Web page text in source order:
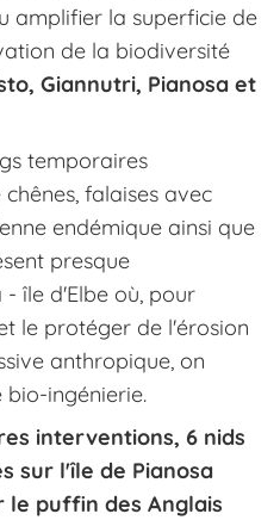
amplifier la superficie de
de la biodiversité
Giannutri, Pianosa et
temporaires
falaises avec
endémique ainsi que
presque
île d'Elbe où, pour
le protéger de l'érosion
anthropique, on
bio-ingénierie.
interventions, 6 nids
sur l'île de Pianosa
le puffin des Anglais